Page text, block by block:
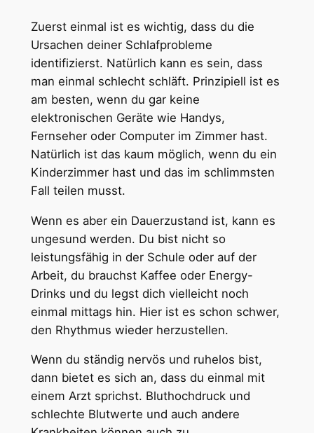
Zuerst einmal ist es wichtig, dass du die
Ursachen deiner Schlafprobleme
identifizierst. Natürlich kann es sein, dass
man einmal schlecht schläft. Prinzipiell ist es
am besten, wenn du gar keine
elektronischen Geräte wie Handys,
Fernseher oder Computer im Zimmer hast.
Natürlich ist das kaum möglich, wenn du ein
Kinderzimmer hast und das im schlimmsten
Fall teilen musst.
Wenn es aber ein Dauerzustand ist, kann es
ungesund werden. Du bist nicht so
leistungsfähig in der Schule oder auf der
Arbeit, du brauchst Kaffee oder Energy-
Drinks und du legst dich vielleicht noch
einmal mittags hin. Hier ist es schon schwer,
den Rhythmus wieder herzustellen.
Wenn du ständig nervös und ruhelos bist,
dann bietet es sich an, dass du einmal mit
einem Arzt sprichst. Bluthochdruck und
schlechte Blutwerte und auch andere